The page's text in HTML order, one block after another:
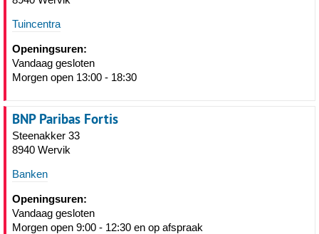
Tuincentra
Openingsuren:
Vandaag gesloten
Morgen open 13:00 - 18:30
BNP Paribas Fortis
Steenakker 33
8940 Wervik
Banken
Openingsuren:
Vandaag gesloten
Morgen open 9:00 - 12:30 en op afspraak